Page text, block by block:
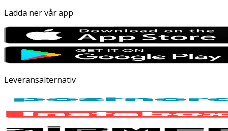
Ladda ner vår app
Leveransalternativ